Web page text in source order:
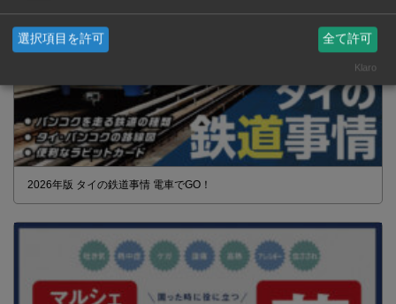
2026年版 タイの鉄道事情 電車でGO！
選択項目を許可 全て許可
Klaro